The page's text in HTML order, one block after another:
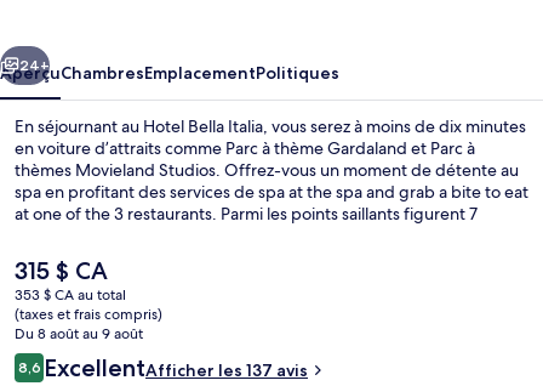
Suivant
24+
AperçuChambresEmplacementPolitiques
En séjournant au Hotel Bella Italia, vous serez à moins de dix minutes
en voiture d’attraits comme Parc à thème Gardaland et Parc à
thèmes Movieland Studios. Offrez-vous un moment de détente au
spa en profitant des services de spa at the spa and grab a bite to eat
at one of the 3 restaurants. Parmi les points saillants figurent 7
Le
prix
actuel
est
de 315 $ CA
315 $ CA
353 $ CA au total
(taxes et frais compris)
Du 8 août au 9 août
Avis
8,68,6 sur 10 –
ExcellentAfficher les 137 avis